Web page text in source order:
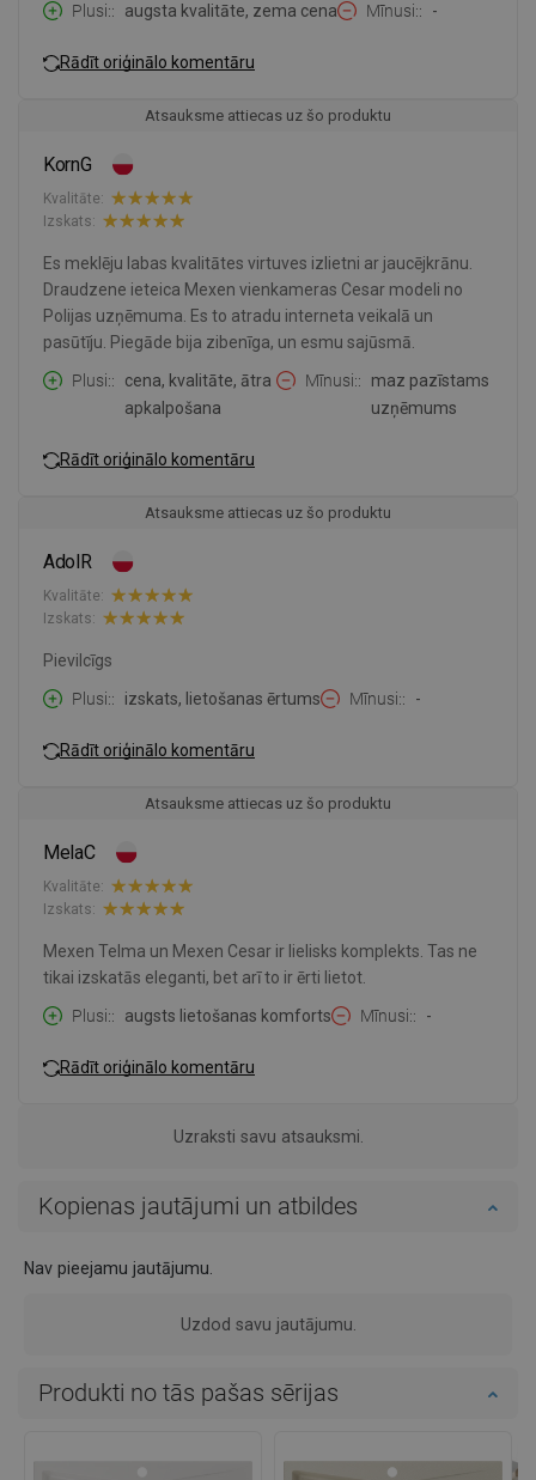
Plusi:
augsta kvalitāte, zema cena Mīnusi: -
Rādīt oriģinālo komentāru
Atsauksme attiecas uz šo produktu
KornG
Kvalitāte:
Izskats:
Es meklēju labas kvalitātes virtuves izlietni ar jaucējkrānu.
Draudzene ieteica Mexen vienkameras Cesar modeli no
Polijas uzņēmuma. Es to atradu interneta veikalā un
pasūtīju. Piegāde bija zibenīga, un esmu sajūsmā.
Plusi:
cena, kvalitāte, ātra
apkalpošana
Mīnusi:
maz pazīstams
uzņēmums
Rādīt oriģinālo komentāru
Atsauksme attiecas uz šo produktu
AdolR
Kvalitāte:
Izskats:
Pievilcīgs
Plusi:
izskats, lietošanas ērtums Mīnusi: -
Rādīt oriģinālo komentāru
Atsauksme attiecas uz šo produktu
MelaC
Kvalitāte:
Izskats:
Mexen Telma un Mexen Cesar ir lielisks komplekts. Tas ne
tikai izskatās eleganti, bet arī to ir ērti lietot.
Plusi:
augsts lietošanas komforts Mīnusi: -
Rādīt oriģinālo komentāru
Uzraksti savu atsauksmi.
Kopienas jautājumi un atbildes
Nav pieejamu jautājumu.
Uzdod savu jautājumu.
Produkti no tās pašas sērijas